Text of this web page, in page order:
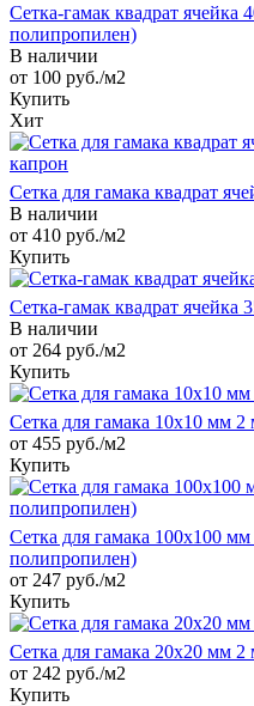
Сетка-гамак квадрат
полипропилен)
В наличии
от 100 руб./м2
Купить
Хит
Сетка для гамака квадрат
В наличии
от 410 руб./м2
Купить
Сетка-гамак квадрат
В наличии
от 264 руб./м2
Купить
Сетка для гамака 10х10 мм 2
от 455 руб./м2
Купить
Сетка для гамака 100х100
полипропилен)
от 247 руб./м2
Купить
Сетка для гамака 20х20 мм 2
от 242 руб./м2
Купить